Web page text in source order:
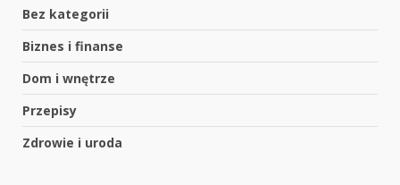
Bez kategorii
Biznes i finanse
Dom i wnętrze
Przepisy
Zdrowie i uroda